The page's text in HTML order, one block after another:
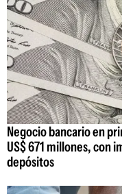
Negocio bancario en
US$ 671 millones, con
depósitos